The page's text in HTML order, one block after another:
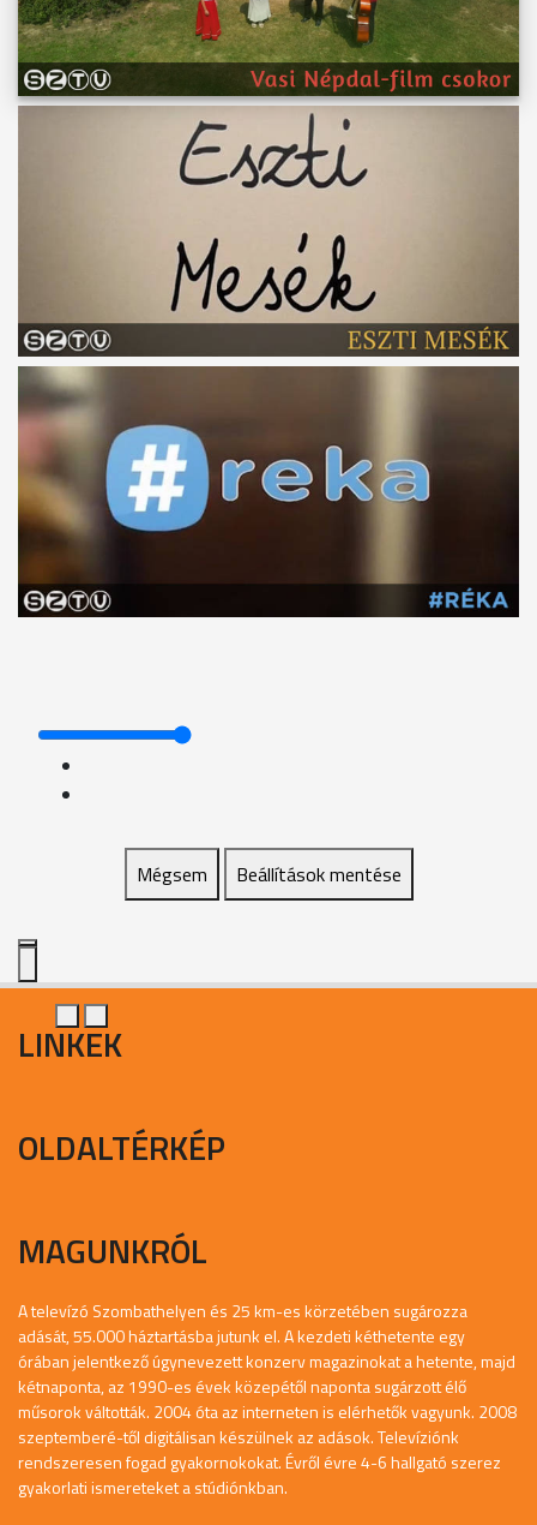
Mégsem Beállítások mentése
LINKEK
OLDALTÉRKÉP
MAGUNKRÓL
A televízó Szombathelyen és 25 km-es körzetében sugározza
adását, 55.000 háztartásba jutunk el. A kezdeti kéthetente egy
órában jelentkező úgynevezett konzerv magazinokat a hetente, majd
kétnaponta, az 1990-es évek közepétől naponta sugárzott élő
műsorok váltották. 2004 óta az interneten is elérhetők vagyunk. 2008
szeptemberé-től digitálisan készülnek az adások. Televíziónk
rendszeresen fogad gyakornokokat. Évről évre 4-6 hallgató szerez
gyakorlati ismereteket a stúdiónkban.